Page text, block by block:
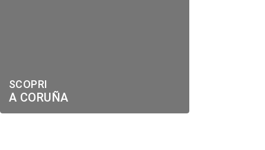
SCOPRI
A CORUÑA